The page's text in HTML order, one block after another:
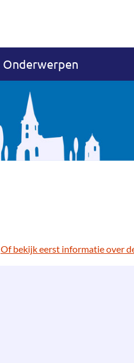
Onderwerpen
Of bekijk eerst informatie over